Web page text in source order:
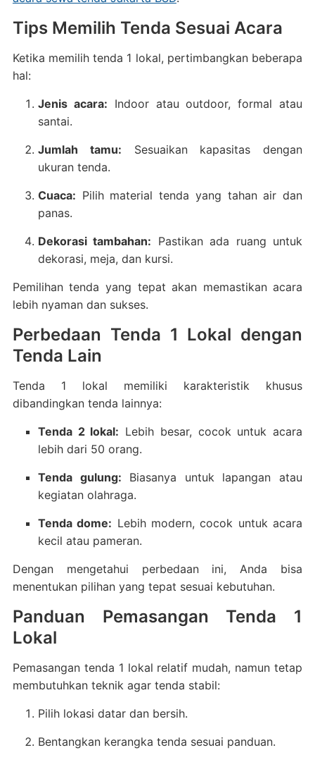
Tips Memilih Tenda Sesuai Acara
Ketika memilih tenda 1 lokal, pertimbangkan beberapa
hal:
Jenis acara: Indoor atau outdoor, formal atau
santai.
Jumlah tamu: Sesuaikan kapasitas dengan
ukuran tenda.
Cuaca: Pilih material tenda yang tahan air dan
panas.
Dekorasi tambahan: Pastikan ada ruang untuk
dekorasi, meja, dan kursi.
Pemilihan tenda yang tepat akan memastikan acara
lebih nyaman dan sukses.
Perbedaan Tenda 1 Lokal dengan
Tenda Lain
Tenda 1 lokal memiliki karakteristik khusus
dibandingkan tenda lainnya:
Tenda 2 lokal: Lebih besar, cocok untuk acara
lebih dari 50 orang.
Tenda gulung: Biasanya untuk lapangan atau
kegiatan olahraga.
Tenda dome: Lebih modern, cocok untuk acara
kecil atau pameran.
Dengan mengetahui perbedaan ini, Anda bisa
menentukan pilihan yang tepat sesuai kebutuhan.
Panduan Pemasangan Tenda 1
Lokal
Pemasangan tenda 1 lokal relatif mudah, namun tetap
membutuhkan teknik agar tenda stabil:
Pilih lokasi datar dan bersih.
Bentangkan kerangka tenda sesuai panduan.